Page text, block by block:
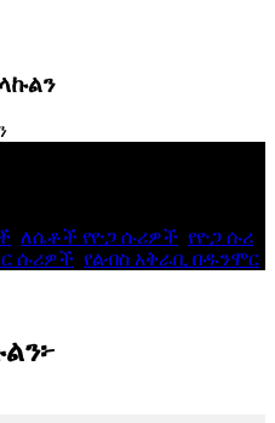
ለሴቶች የዮጋ ሱሪዎች የዮጋ ሱሪ
ሱሪዎች የልብስ አቅራቢ በዱንሞር